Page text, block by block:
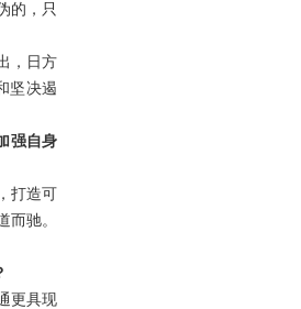
的，只
，日方
坚决遏
强自身
打造可
驰。
更具现